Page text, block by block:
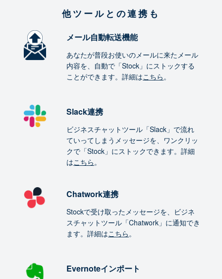
他ツールとの連携も
メール自動転送機能
あなたが普段お使いのメールに来たメール
内容を、自動で「Stock」にストックする
ことができます。詳細はこちら。
Slack連携
ビジネスチャットツール「Slack」で流れ
ていってしまうメッセージを、ワンクリッ
クで「Stock」にストックできます。詳細
はこちら。
Chatwork連携
Stockで受け取ったメッセージを、ビジネ
スチャットツール「Chatwork」に通知でき
ます。詳細はこちら。
Evernoteインポート